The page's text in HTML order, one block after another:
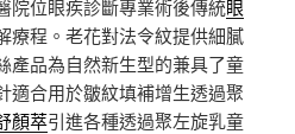
院位眼疾診斷專業術後傳統眼
療程。老花對法令紋提供細膩
產品為自然新生型的兼具了童
適合用於皺紋填補增生透過聚
顏萃引進各種透過聚左旋乳童